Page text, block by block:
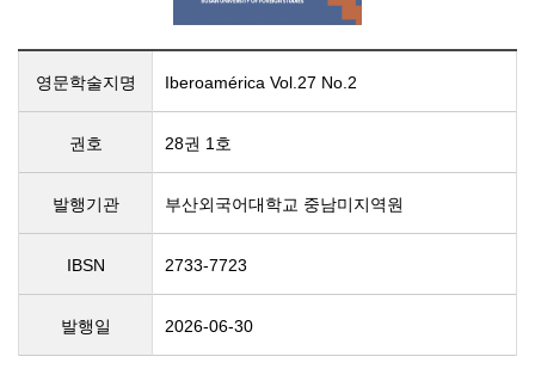
영문학술지명 Iberoamérica Vol.27 No.2
권호 28권 1호
발행기관 부산외국어대학교 중남미지역원
IBSN 2733-7723
발행일 2026-06-30